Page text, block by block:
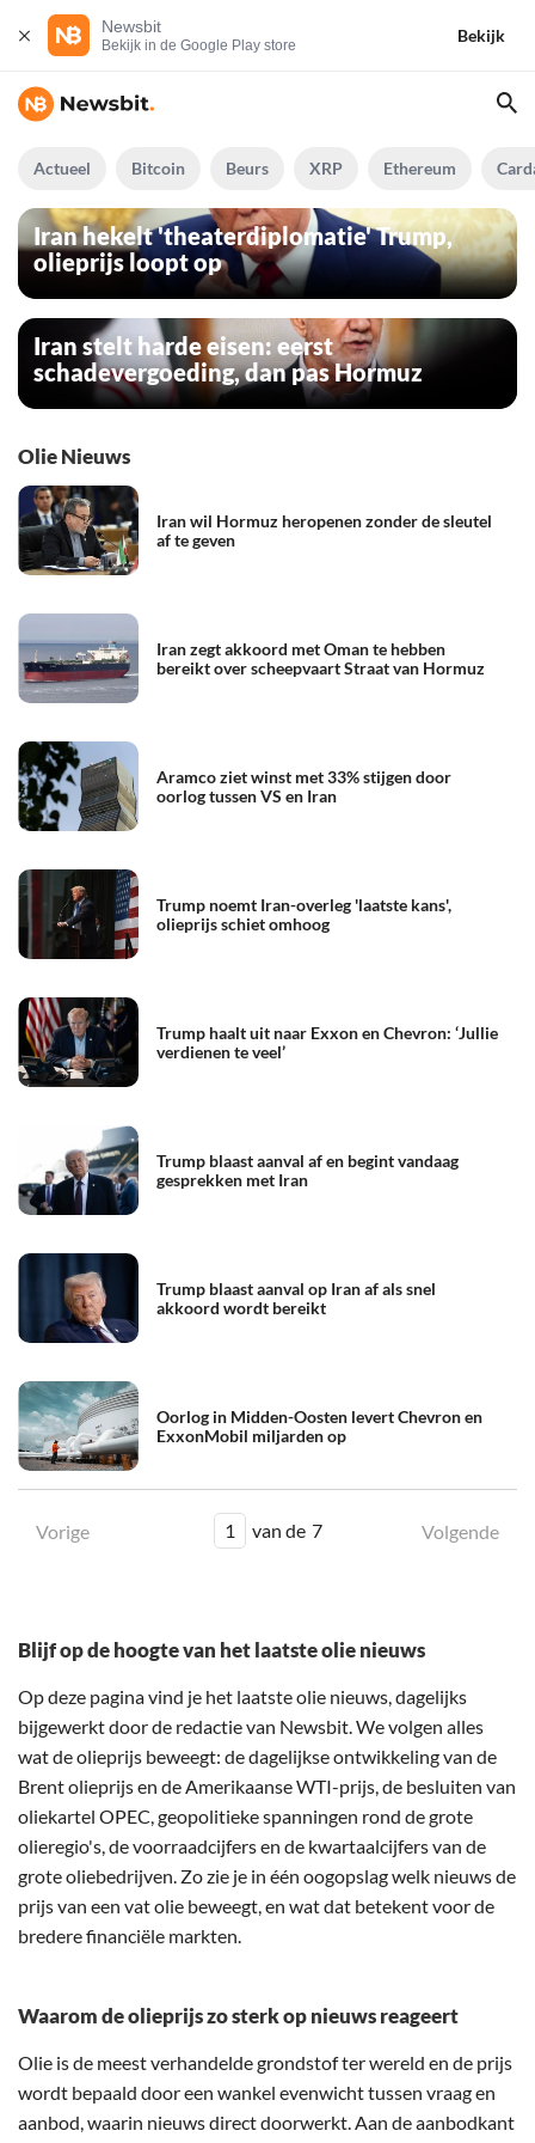
Newsbit
Bekijk in de Google Play store
Bekijk
Actueel Bitcoin Beurs XRP Ethereum
Iran hekelt 'theaterdiplomatie' Trump,
olieprijs loopt op
Iran stelt harde eisen: eerst
schadevergoeding, dan pas Hormuz
Olie Nieuws
Iran wil Hormuz heropenen zonder de sleutel
af te geven
Iran zegt akkoord met Oman te hebben
bereikt over scheepvaart Straat van Hormuz
Aramco ziet winst met 33% stijgen door
oorlog tussen VS en Iran
Trump noemt Iran-overleg 'laatste kans',
olieprijs schiet omhoog
Trump haalt uit naar Exxon en Chevron: ‘Jullie
verdienen te veel’
Trump blaast aanval af en begint vandaag
gesprekken met Iran
Trump blaast aanval op Iran af als snel
akkoord wordt bereikt
Oorlog in Midden-Oosten levert Chevron en
ExxonMobil miljarden op
Vorige 1 van de 7 Volgende
Blijf op de hoogte van het laatste olie nieuws
Op deze pagina vind je het laatste olie nieuws, dagelijks
bijgewerkt door de redactie van Newsbit. We volgen alles
wat de olieprijs beweegt: de dagelijkse ontwikkeling van de
Brent olieprijs en de Amerikaanse WTI-prijs, de besluiten van
oliekartel OPEC, geopolitieke spanningen rond de grote
olieregio's, de voorraadcijfers en de kwartaalcijfers van de
grote oliebedrijven. Zo zie je in één oogopslag welk nieuws de
prijs van een vat olie beweegt, en wat dat betekent voor de
bredere financiële markten.
Waarom de olieprijs zo sterk op nieuws reageert
Olie is de meest verhandelde grondstof ter wereld en de prijs
wordt bepaald door een wankel evenwicht tussen vraag en
aanbod, waarin nieuws direct doorwerkt. Aan de aanbodkant